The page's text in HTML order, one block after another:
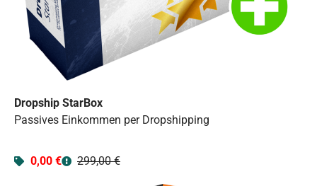
Dropship StarBox
Passives Einkommen per Dropshipping
0,00 € 299,00 €